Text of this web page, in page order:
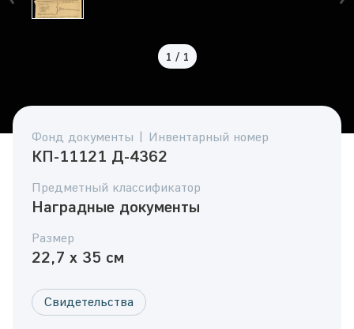
1 / 1
Фонд документы | Инвентарный номер
КП-11121 Д-4362
Предметный классификатор
Наградные документы
Размер
22,7 x 35 см
Свидетельства